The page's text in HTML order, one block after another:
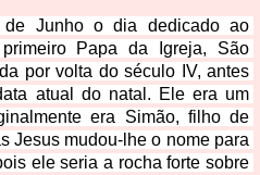
de Junho o dia dedicado ao
Papa da Igreja, São
por volta do século IV, antes
atual do natal. Ele era um
era Simão, filho de
Jesus mudou-lhe o nome para
ele seria a rocha forte sobre